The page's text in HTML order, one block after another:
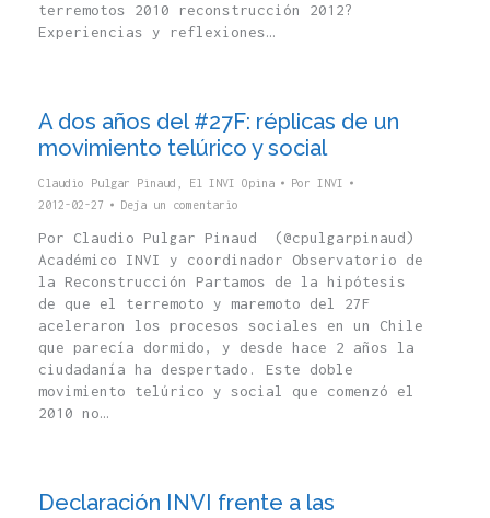
terremotos 2010 reconstrucción 2012?
Experiencias y reflexiones…
A dos años del #27F: réplicas de un
movimiento telúrico y social
Claudio Pulgar Pinaud El INVI Opina Por INVI
2012-02-27
Deja un comentario
Por Claudio Pulgar Pinaud (@cpulgarpinaud)
Académico INVI y coordinador Observatorio de
la Reconstrucción Partamos de la hipótesis
de que el terremoto y maremoto del 27F
aceleraron los procesos sociales en un Chile
que parecía dormido, y desde hace 2 años la
ciudadanía ha despertado. Este doble
movimiento telúrico y social que comenzó el
2010 no…
Declaración INVI frente a las